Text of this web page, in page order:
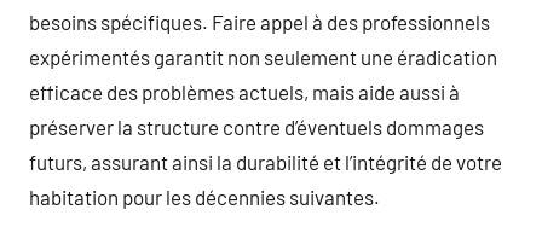
besoins spécifiques. Faire appel à des professionnels
expérimentés garantit non seulement une éradication
efficace des problèmes actuels, mais aide aussi à
préserver la structure contre d’éventuels dommages
futurs, assurant ainsi la durabilité et l’intégrité de votre
habitation pour les décennies suivantes.